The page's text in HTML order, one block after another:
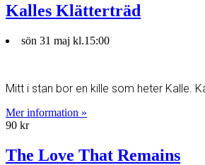
Kalles Klätterträd
sön 31 maj kl.15:00
Mitt i stan bor en kille som heter Kalle.
Mer information »
90 kr
The Love That Remains